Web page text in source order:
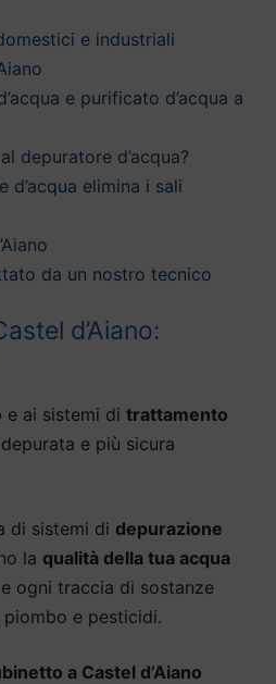
e industriali
e purificato d’acqua a
depuratore d’acqua?
d’acqua elimina i sali
da un nostro tecnico
d’Aiano:
e ai sistemi di trattamento
e più sicura
di sistemi di depurazione
la qualità della tua acqua
ogni traccia di sostanze
e pesticidi.
a Castel d’Aiano